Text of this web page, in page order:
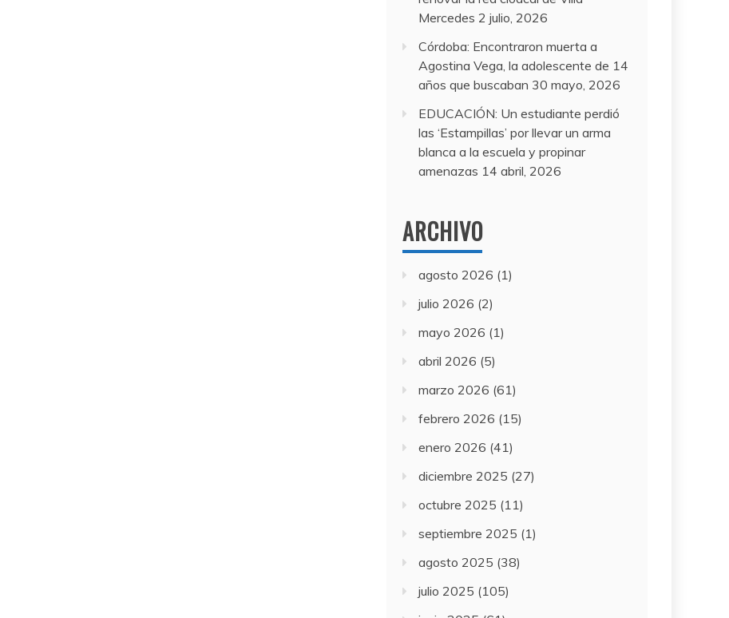
Mercedes 2 julio, 2026
Córdoba: Encontraron muerta a
Agostina Vega, la adolescente de 14
años que buscaban 30 mayo, 2026
EDUCACIÓN: Un estudiante perdió
las ‘Estampillas’ por llevar un arma
blanca a la escuela y propinar
amenazas 14 abril, 2026
ARCHIVO
agosto 2026 (1)
julio 2026 (2)
mayo 2026 (1)
abril 2026 (5)
marzo 2026 (61)
febrero 2026 (15)
enero 2026 (41)
diciembre 2025 (27)
octubre 2025 (11)
septiembre 2025 (1)
agosto 2025 (38)
julio 2025 (105)